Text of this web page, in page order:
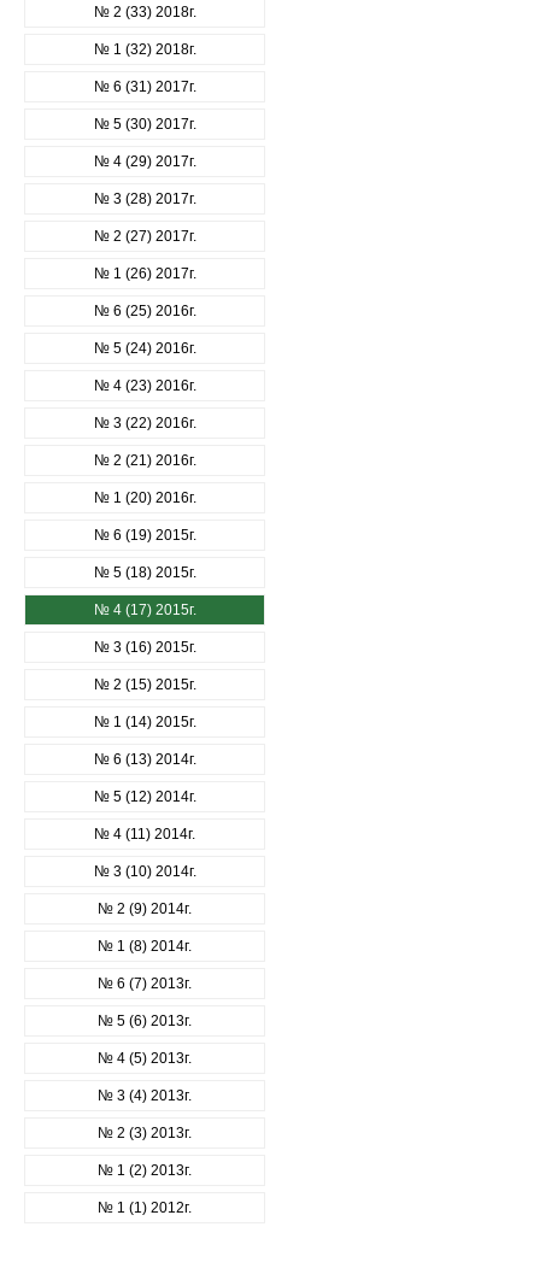
№ 2 (33) 2018г.
№ 1 (32) 2018г.
№ 6 (31) 2017г.
№ 5 (30) 2017г.
№ 4 (29) 2017г.
№ 3 (28) 2017г.
№ 2 (27) 2017г.
№ 1 (26) 2017г.
№ 6 (25) 2016г.
№ 5 (24) 2016г.
№ 4 (23) 2016г.
№ 3 (22) 2016г.
№ 2 (21) 2016г.
№ 1 (20) 2016г.
№ 6 (19) 2015г.
№ 5 (18) 2015г.
№ 4 (17) 2015г.
№ 3 (16) 2015г.
№ 2 (15) 2015г.
№ 1 (14) 2015г.
№ 6 (13) 2014г.
№ 5 (12) 2014г.
№ 4 (11) 2014г.
№ 3 (10) 2014г.
№ 2 (9) 2014г.
№ 1 (8) 2014г.
№ 6 (7) 2013г.
№ 5 (6) 2013г.
№ 4 (5) 2013г.
№ 3 (4) 2013г.
№ 2 (3) 2013г.
№ 1 (2) 2013г.
№ 1 (1) 2012г.